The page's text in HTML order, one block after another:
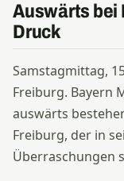
Auswärts bei
Druck
Samstagmittag,
Freiburg. Bayern
auswärts
Freiburg, der in
Überraschungen